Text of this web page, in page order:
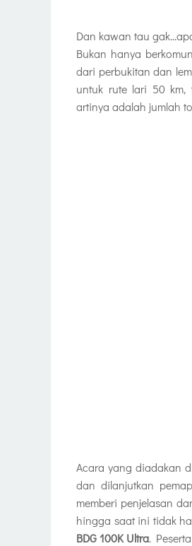
Dan kawan tau
Bukan hanya
dari perbukitan dan
untuk rute lari 50 km,
artinya adalah jumlah
Acara yang diadakan
dan dilanjutkan
memberi penjelasan
hingga saat ini tidak
BDG 100K Ultra.